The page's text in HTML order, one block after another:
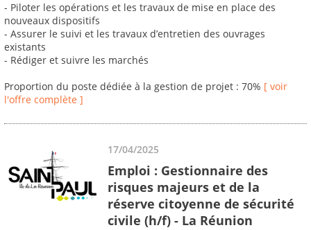
- Piloter les opérations et les travaux de mise en place des
nouveaux dispositifs
- Assurer le suivi et les travaux d’entretien des ouvrages
existants
- Rédiger et suivre les marchés
Proportion du poste dédiée à la gestion de projet : 70% [ voir
l'offre complète ]
17/04/2025
Emploi : Gestionnaire des
risques majeurs et de la
réserve citoyenne de sécurité
civile (h/f) - La Réunion